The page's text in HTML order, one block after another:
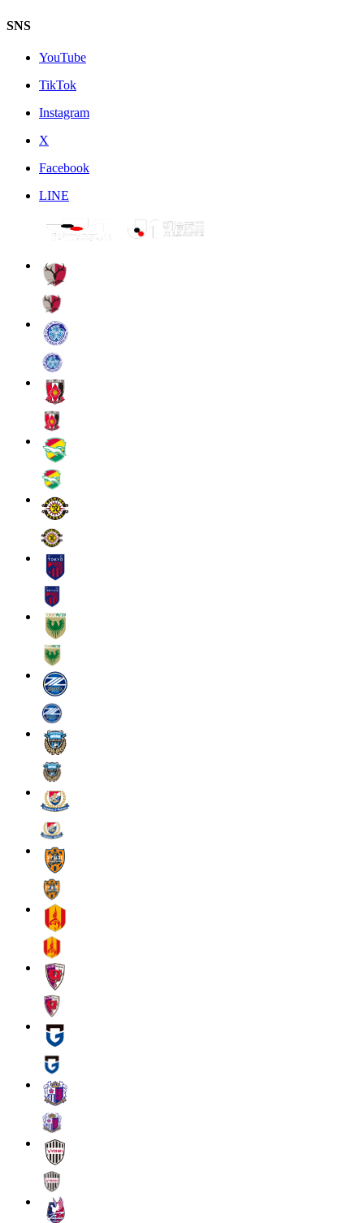
SNS
YouTube
TikTok
Instagram
X
Facebook
LINE